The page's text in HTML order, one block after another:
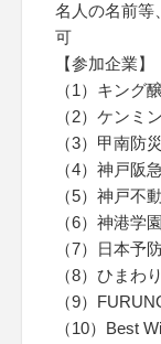
名人の名前等
可
【参加企業】
（1）キング
（2）ケンミ
（3）甲南防
（4）神戸阪急
（5）神戸不
（6）神港学
（7）日本予
（8）ひまわ
（9）
（10）Best